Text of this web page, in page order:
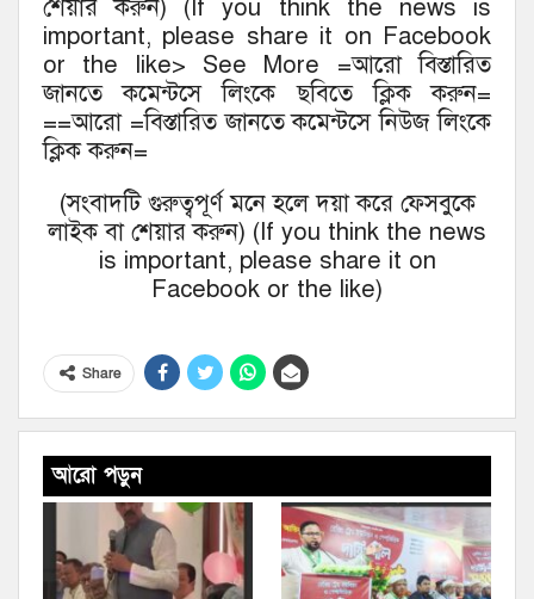
শেয়ার করুন) (If you think the news is
important, please share it on Facebook
or the like> See More =আরো বিস্তারিত
জানতে কমেন্টসে লিংকে ছবিতে ক্লিক করুন=
==আরো =বিস্তারিত জানতে কমেন্টসে নিউজ লিংকে
ক্লিক করুন=
(সংবাদটি গুরুত্বপূর্ণ মনে হলে দয়া করে ফেসবুকে
লাইক বা শেয়ার করুন) (If you think the news
is important, please share it on
Facebook or the like)
Share
আরো পড়ুন